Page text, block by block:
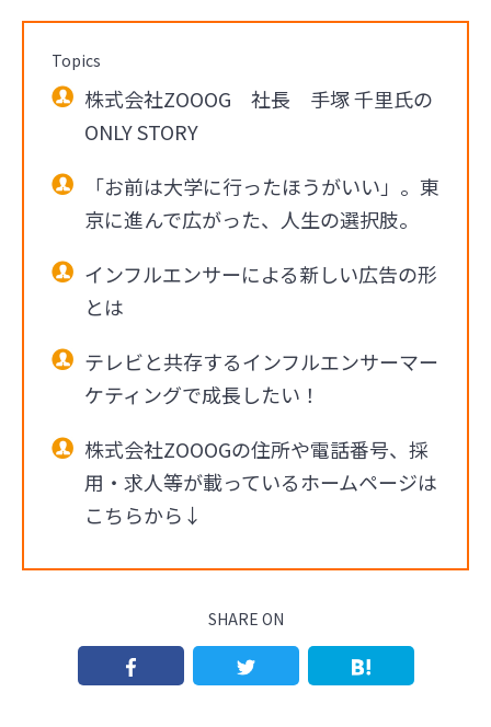
Topics
株式会社ZOOOG 社長 手塚 千里氏の
ONLY STORY
「お前は大学に行ったほうがいい」。東
京に進んで広がった、人生の選択肢。
インフルエンサーによる新しい広告の形
とは
テレビと共存するインフルエンサーマー
ケティングで成長したい！
株式会社ZOOOGの住所や電話番号、採
用・求人等が載っているホームページは
こちらから↓
SHARE ON